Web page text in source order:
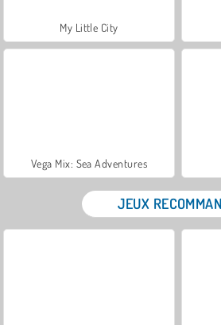
My Little City
Vega Mix: Sea Adventures
JEUX